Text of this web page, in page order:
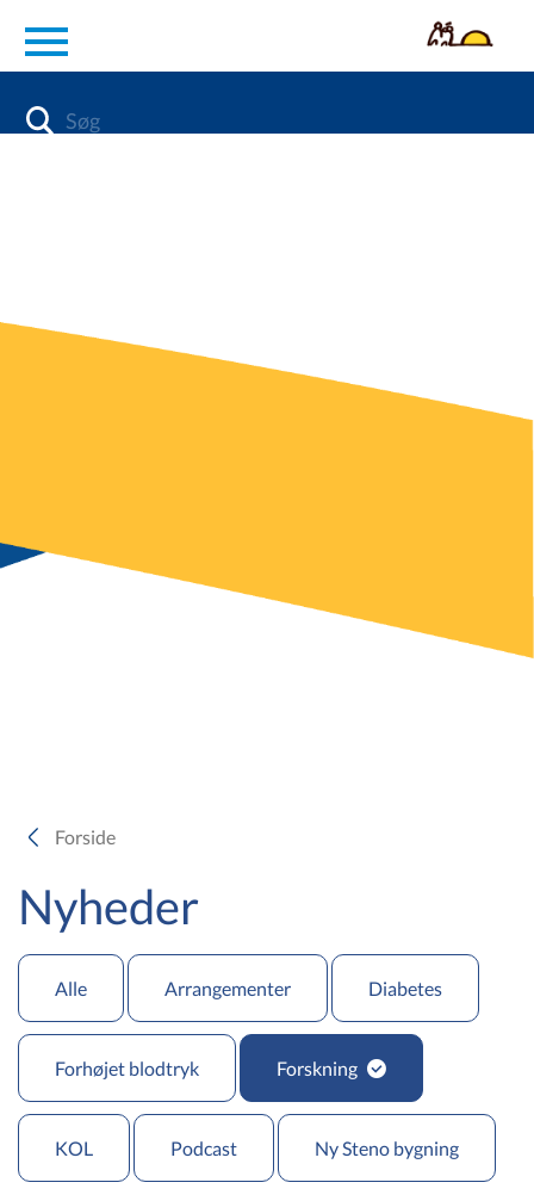
en
Diabetes
Livsstil
Forside
Nyheder
Alle Arrangementer Diabetes
Forhøjet blodtryk Forskning
KOL Podcast Ny Steno bygning